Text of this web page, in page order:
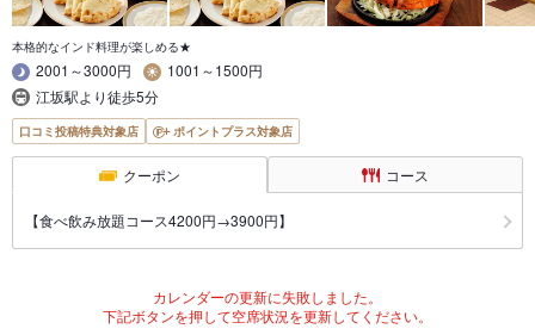
本格的なインド料理が楽しめる★
2001～3000円
1001～1500円
江坂駅より徒歩5分
口コミ投稿特典対象店 ポイントプラス対象店
クーポン コース
【食べ飲み放題コース4200円→3900円】
カレンダーの更新に失敗しました。
下記ボタンを押して空席状況を更新してください。